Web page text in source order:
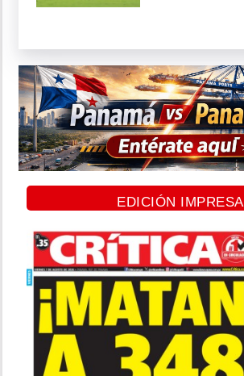
EDICIÓN IMPRESA